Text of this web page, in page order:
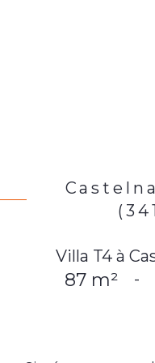
Villa T4 à
87 m² -